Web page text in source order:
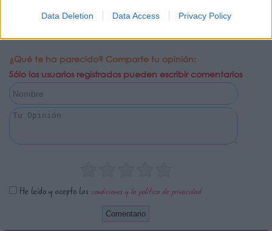
Data Deletion Data Access Privacy Policy
¿Qué te ha parecido? Comparte tu opinión:
Sólo los usuarios registrados pueden escribir comentarios
He leído y acepto las condiciones y la política de privacidad